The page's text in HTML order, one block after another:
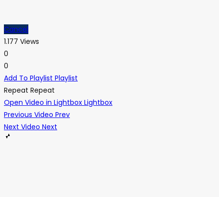
Cancel
1.177 Views
0
0
Add To Playlist Playlist
Repeat Repeat
Open Video in Lightbox Lightbox
Previous Video Prev
Next Video Next